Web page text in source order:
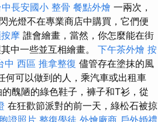
中長安國小 整骨 餐點外燴 一兩次，
光燈不在專業商店中購買，它們便
摩 誰會繪畫，當然，你怎麼能在街
中一些並互相繪畫。 下午茶外燴 按
中 西區 推拿整復 儘管存在塗抹的風
何可以做到的人，乘汽車或出租車
醜陋的綠色鞋子，褲子和T衫，從
在狂歡節派對的前一天，綠松石被掠
證照片 整復學徒 外燴廠商 戶外婚禮